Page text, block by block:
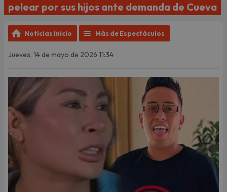
pelear por sus hijos ante demanda de Cueva
Noticias Inicio Más de Espectáculos
Jueves, 14 de mayo de 2026 11:34